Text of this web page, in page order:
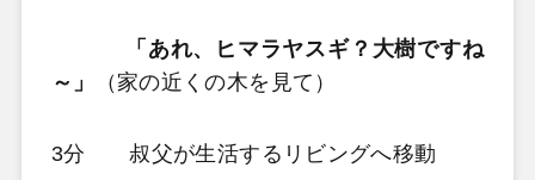
「あれ、ヒマラヤスギ？大樹ですね
～」
（家の近くの木を見て）
3分 叔父が生活するリビングへ移動